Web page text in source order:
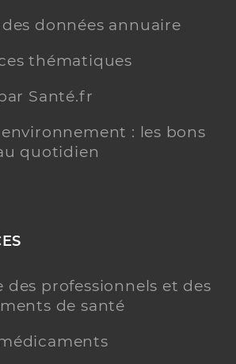
données annuaire
thématiques
Santé.fr
: les bons
quotidien
des professionnels et des
de santé